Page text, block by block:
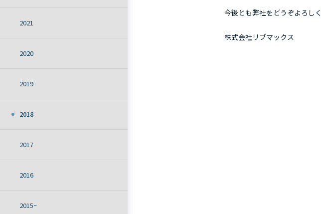
2021
2020
2019
2018
2017
2016
2015~
今後とも弊社をどうぞよろし
株式会社リブマックス